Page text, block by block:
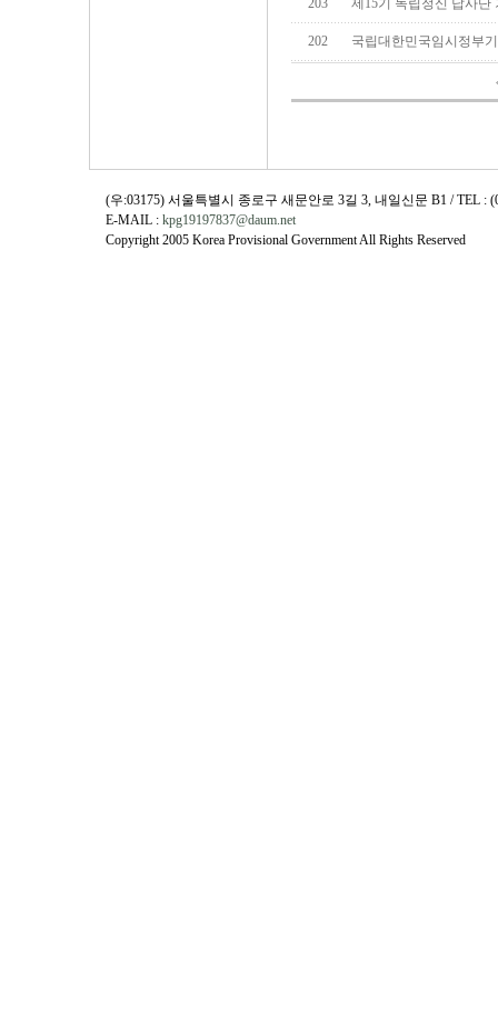
203 제15기 독립정신 답사
202 국립대한민국임시정부
(우:03175) 서울특별시 종로구 새문안로 3길 3, 내일신문 B1 / TEL :
E-MAIL : kpg19197837@daum.net
Copyright 2005 Korea Provisional Government All Rights Reserved